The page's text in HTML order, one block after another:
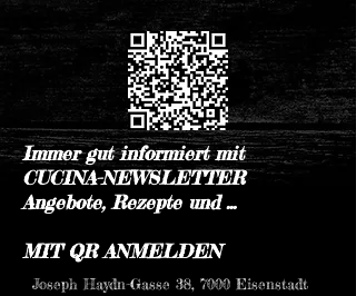
Immer gut informiert mit
CUCINA-NEWSLETTER
Angebote, Rezepte und ...
MIT QR ANMELDEN
Joseph Haydn-Gasse 38, 7000 Eisenstadt